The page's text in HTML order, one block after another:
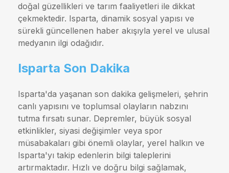
doğal güzellikleri ve tarım faaliyetleri ile dikkat
çekmektedir. Isparta, dinamik sosyal yapısı ve
sürekli güncellenen haber akışıyla yerel ve ulusal
medyanın ilgi odağıdır.
Isparta Son Dakika
Isparta'da yaşanan son dakika gelişmeleri, şehrin
canlı yapısını ve toplumsal olayların nabzını
tutma fırsatı sunar. Depremler, büyük sosyal
etkinlikler, siyasi değişimler veya spor
müsabakaları gibi önemli olaylar, yerel halkın ve
Isparta'yı takip edenlerin bilgi taleplerini
artırmaktadır. Hızlı ve doğru bilgi sağlamak,